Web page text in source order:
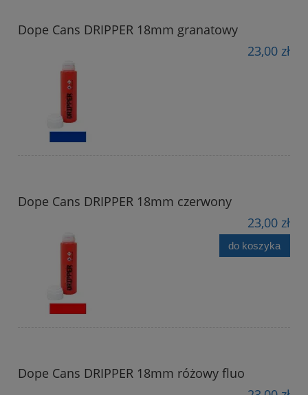
Dope Cans DRIPPER 18mm granatowy
23,00 zł
Dope Cans DRIPPER 18mm czerwony
23,00 zł
do koszyka
Dope Cans DRIPPER 18mm różowy fluo